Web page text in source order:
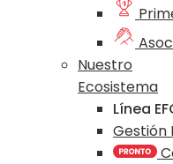
Nuestro
Ecosistema
Línea
Gestión